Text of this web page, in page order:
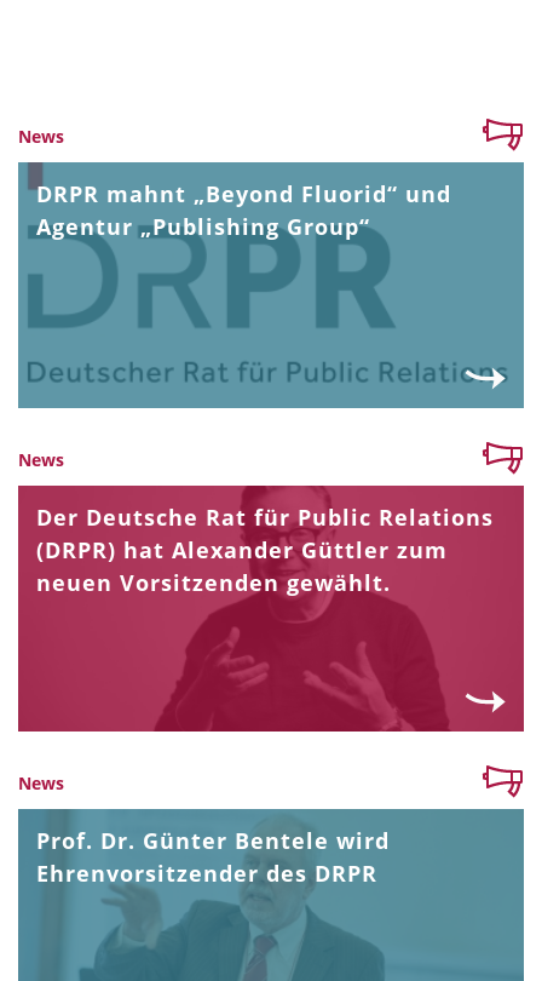
News
DRPR mahnt „Beyond Fluorid“ und
Agentur „Publishing Group“
News
Der Deutsche Rat für Public Relations
(DRPR) hat Alexander Güttler zum
neuen Vorsitzenden gewählt.
News
Prof. Dr. Günter Bentele wird
Ehrenvorsitzender des DRPR